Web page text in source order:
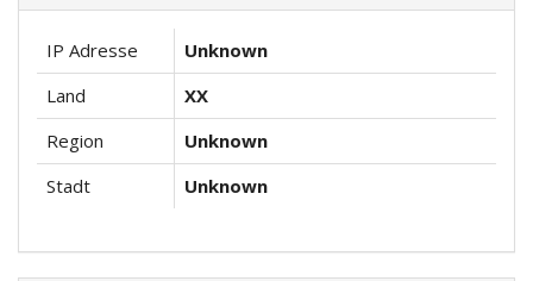
IP Adresse
Unknown
Land
XX
Region
Unknown
Stadt
Unknown